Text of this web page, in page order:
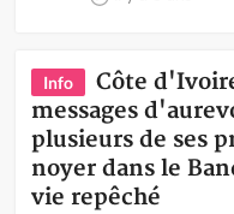
Info
Côte
messages
plusieurs de ses
noyer dans le
vie repêché